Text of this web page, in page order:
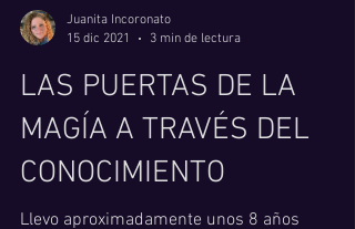
15 dic 2021
3 min de lectura
LAS PUERTAS DE LA
MAGÍA A TRAVÉS DEL
CONOCIMIENTO